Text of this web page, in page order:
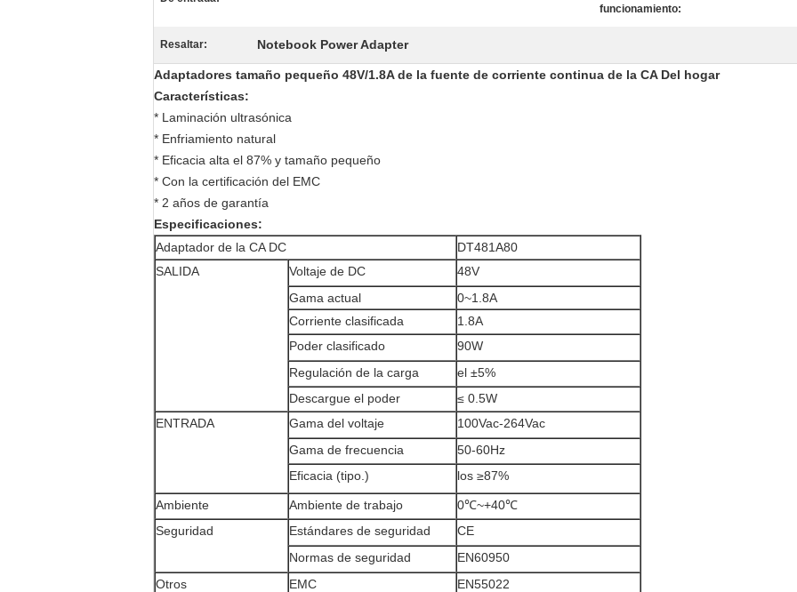
funcionamiento:
Resaltar: Notebook Power Adapter
Adaptadores tamaño pequeño 48V/1.8A de la fuente de corriente continua de la CA Del hogar
Características:
* Laminación ultrasónica
* Enfriamiento natural
* Eficacia alta el 87% y tamaño pequeño
* Con la certificación del EMC
* 2 años de garantía
Especificaciones:
Adaptador de la CA DC
DT481A80
SALIDA
Voltaje de DC
48V
Gama actual
0~1.8A
Corriente clasificada
1.8A
Poder clasificado
90W
Regulación de la carga
el ±5%
Descargue el poder
≤ 0.5W
ENTRADA
Gama del voltaje
100Vac-264Vac
Gama de frecuencia
50-60Hz
Eficacia (tipo.)
los ≥87%
Ambiente Ambiente de trabajo
0℃~+40℃
Seguridad
Estándares de seguridad
CE
Normas de seguridad
EN60950
Otros
EMC
EN55022